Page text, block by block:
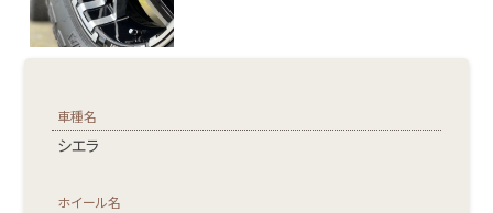
車種名
シエラ
ホイール名